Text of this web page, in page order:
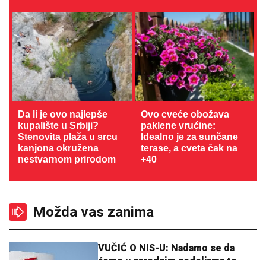
Da li je ovo najlepše
kupalište u Srbiji?
Stenovita plaža u srcu
kanjona okružena
nestvarnom prirodom
Ovo cveće obožava
paklene vrućine:
Idealno je za sunčane
terase, a cveta čak na
+40
Možda vas zanima
VUČIĆ O NIS-U: Nadamo se da